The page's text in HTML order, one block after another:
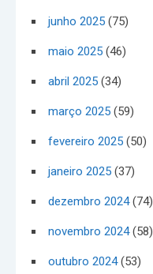
junho 2025 (75)
maio 2025 (46)
abril 2025 (34)
março 2025 (59)
fevereiro 2025 (50)
janeiro 2025 (37)
dezembro 2024(74)
novembro 2024(58)
outubro 2024(53)